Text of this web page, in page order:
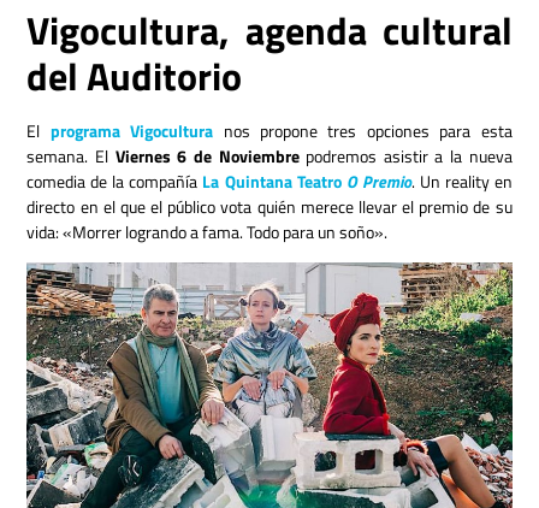
Vigocultura, agenda cultural
del Auditorio
El programa Vigocultura nos propone tres opciones para esta
semana. El Viernes 6 de Noviembrepodremos asistir a la nueva
comedia de la compañía La Quintana Teatro O Premio. Un reality en
directo en el que el público vota quién merece llevar el premio de su
vida: «Morrer logrando a fama. Todo para un soño».